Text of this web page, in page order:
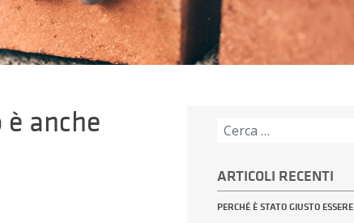
anche
ARTICOLI RECENTI
PERCHÉ È STATO GIUSTO ESSERE